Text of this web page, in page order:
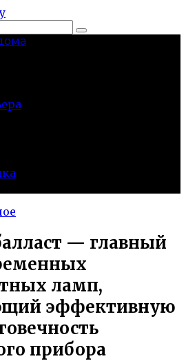
— главный
ламп,
эффективную
прибора